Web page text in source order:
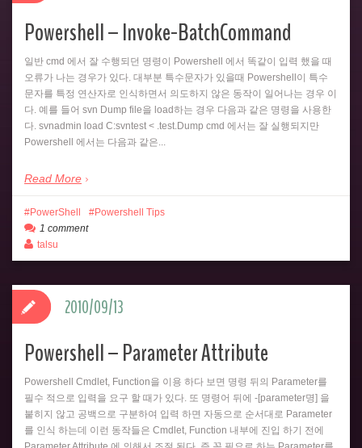
Powershell – Invoke-BatchCommand
일반 cmd 에서 잘 수행되던 명령이 Powershell 에서 똑같이 입력 했을 때
오류가 나는 경우가 있다. 대부분 특수문자가 있을때 Powershell이 특수
문자를 특정 연산자로 인식하면서 의도하지 않은 동작이 일어나는 경우 이
다. 예를 들어 svn Dump file을 load하는 경우 다음과 같은 명령을 사용한
다. svnadmin load C:svntest < .test.Dump cmd 에서는 잘 실행되지만
Powershell 에서는 다음과 같은...
Read More
PowerShell
Powershell Tips
1 comment
talsu
Powershell – Parameter Attribute
Powershell Cmdlet, Function을 이용 하다 보면 명령 뒤의 Parameter를
필수 적으로 입력을 요구 할 때가 있다. 또 명령어 뒤에 -[parameter명] 을
붙히지 않고 공백으로 구분하여 입력 하면 자동으로 순서대로 Parameter
를 인식 하는데 이런 동작들은 Cmdlet, Function 내부에 진입 하기 전에
2010/09/13